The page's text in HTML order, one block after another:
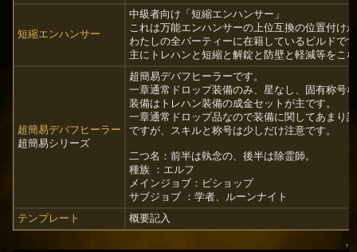
短縮エンハンサー
中級者向け「短縮エンハンサー」
これは万能エンハンサーの上位互換の位置付け
わたしの全パーティーに在籍しているビルドで
主にトレハンと短縮と解錠と防壁と軽減等をこ
超簡易デバフヒーラー
超簡易シリーズ
超簡易デバフヒーラーです。
一章通常ドロップ装備のみ、星なし、固有称号
装備はトレハン装備の成金セットが主です。
一章通常ドロップ品なので装備に関してあまり
ですが、スキルと称号は少しだけ注意です。
二つ名：前半は執念の、後半は除霊師。
種族 ：エルフ
メインジョブ：ビショップ
サブジョブ ：学者、ルーンナイト
テンプレート
概要記入
↑